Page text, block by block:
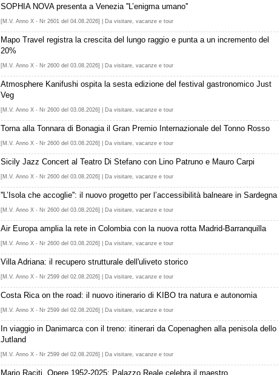
SOPHIA NOVA presenta a Venezia ''L’enigma umano''
[M.V. Anno X - Nr 2601 del 04.08.2026] | Da visitare, vacanze e tour
Mapo Travel registra la crescita del lungo raggio e punta a un incremento del
20%
[M.V. Anno X - Nr 2600 del 03.08.2026] | Da visitare, vacanze e tour
Atmosphere Kanifushi ospita la sesta edizione del festival gastronomico Just
Veg
[M.V. Anno X - Nr 2600 del 03.08.2026] | Da visitare, vacanze e tour
Torna alla Tonnara di Bonagia il Gran Premio Internazionale del Tonno Rosso
[M.V. Anno X - Nr 2600 del 03.08.2026] | Da visitare, vacanze e tour
Sicily Jazz Concert al Teatro Di Stefano con Lino Patruno e Mauro Carpi
[M.V. Anno X - Nr 2600 del 03.08.2026] | Da visitare, vacanze e tour
''L’Isola che accoglie'': il nuovo progetto per l’accessibilità balneare in Sardegna
[M.V. Anno X - Nr 2600 del 03.08.2026] | Da visitare, vacanze e tour
Air Europa amplia la rete in Colombia con la nuova rotta Madrid-Barranquilla
[M.V. Anno X - Nr 2600 del 03.08.2026] | Da visitare, vacanze e tour
Villa Adriana: il recupero strutturale dell'uliveto storico
[M.V. Anno X - Nr 2599 del 02.08.2026] | Da visitare, vacanze e tour
Costa Rica on the road: il nuovo itinerario di KIBO tra natura e autonomia
[M.V. Anno X - Nr 2599 del 02.08.2026] | Da visitare, vacanze e tour
In viaggio in Danimarca con il treno: itinerari da Copenaghen alla penisola dello
Jutland
[M.V. Anno X - Nr 2599 del 02.08.2026] | Da visitare, vacanze e tour
Mario Raciti. Opere 1952-2025: Palazzo Reale celebra il maestro